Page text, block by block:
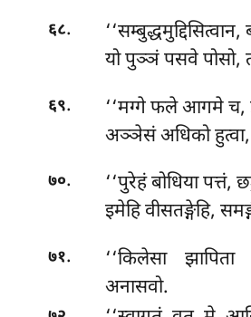
६८.
यो पुञ्ञं पसवे पोसो,
६९. ‘‘मग्गेफले आगमे च,
अञ्ञेसं अधिको हुत्वा,
७०.
‘‘पुरेहं बोधिया पत्तं,
इमेहि वीसतङ्गेहि,
७१.
‘‘किलेसा
अनासवो.